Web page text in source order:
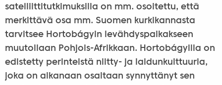
satelliittitutkimuksilla on mm. osoitettu, että
merkittävä osa mm. Suomen kurkikannasta
tarvitsee Hortobágyin levähdyspaikakseen
muutollaan Pohjois-Afrikkaan. Hortobágyilla on
edistetty perinteistä niitty- ja laidunkulttuuria,
joka on aikanaan osaltaan synnyttänyt sen